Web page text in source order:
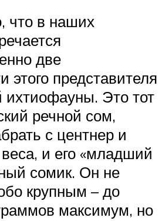
что в наших
две
этого представителя
ихтиофауны. Это тот
речной сом,
с центнер и
и его «младший
сомик. Он не
крупным – до
максимум, но